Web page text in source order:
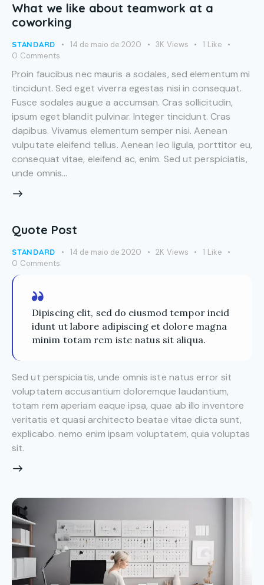
What we like about teamwork at a
coworking
STANDARD 14 de maio de 2020 3K Views 1 Like
0 Comments
Proin faucibus nec mauris a sodales, sed elementum mi
tincidunt. Sed eget viverra egestas nisi in consequat.
Fusce sodales augue a accumsan. Cras sollicitudin,
ipsum eget blandit pulvinar. Integer tincidunt. Cras
dapibus. Vivamus elementum semper nisi. Aenean
vulputate eleifend tellus. Aenean leo ligula, porttitor eu,
consequat vitae, eleifend ac, enim. Sed ut perspiciatis,
unde omnis…
Quote Post
STANDARD 14 de maio de 2020 2K Views 1 Like
0 Comments
Dipiscing elit, sed do eiusmod tempor incid
idunt ut labore adipiscing et dolore magna
minim totam rem iste natus sit aliqua.
Sed ut perspiciatis, unde omnis iste natus error sit
voluptatem accusantium doloremque laudantium,
totam rem aperiam eaque ipsa, quae ab illo inventore
veritatis et quasi architecto beatae vitae dicta sunt,
explicabo. nemo enim ipsam voluptatem, quia voluptas
sit.